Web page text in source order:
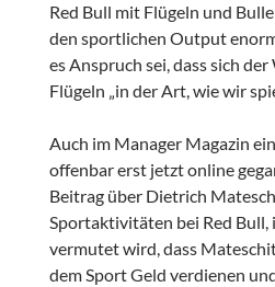
Red Bull mit Flügeln und
den sportlichen Output
es Anspruch sei, dass sich
Flügeln „in der Art, wie wir
Auch im Manager Magazin
offenbar erst jetzt online
Beitrag über Dietrich
Sportaktivitäten bei Red Bull,
vermutet wird, dass
dem Sport Geld verdienen